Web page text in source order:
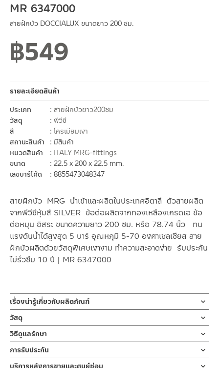
MR 6347000
สายฝักบัว DOCCIALUX ขนาดยาว 200 ซม.
฿549
สายฝักบัว MRG นำเข้าและผลิตในประเทศอิตาลี ตัวสายผลิต
จากพีวีซีหุ้มสี SILVER ข้อต่อผลิตจากทองเหลืองเกรดเอ ข้อ
ต่อหมุน อิสระ ขนาดความยาว 200 ซม. หรือ 78.74 นิ้ว ทน
แรงดันน้ำได้สูงสุด 5 บาร์ อุณหภุมิ 5-70 องศาเซลเซียส สาย
ฝักบัวผลิตด้วยวัสดุพิเศษเงางาม ทำความสะอาดง่าย รับประกัน
ไม่รั่วซึม 10 ปี | MR 6347000
รายละเอียดสินค้า
ประเภท
สายฝักบัวยาว200ซม
วัสดุ
พีวีซี
สี
โครเมียมเงา
สถานะสินค้า
มีสินค้า
หมวดสินค้า
ITALY MRG-fittings
ขนาด
22.5 x 200 x 22.5 mm.
เลขบาร์โค้ด
8855473048347
เรื่องน่ารู้เกี่ยวกับผลิตภัณฑ์
สายฝักบัว หรือสายฉีดชำระ ยาว 200 ซม หรือ 78.74 นิ้ว ตัวสายผลิต
จากพีวีซีหุ้มสี SILVER ข้อต่อผลิตจากทองเหลืองขนาดมาตราฐาน
สามารถใส่กับข้อต่อขนาด 1/2 ” ตามมาตราฐานสากล ข้อต่อยาวต่อกับ
อุปกรณ์เช่นฝักบัวมือหรือหัวฉีดชำระ ข้อต่อสั้นต่อกับวาล์วน้ำ มา
พร้อมประเก็นยาง 2 วง
วัสดุ
สายฝักบัว
ตัวสายผลิตจากพีวีซีหุ้มสี SILVER ข้อต่อผลิตจากทองเหลือง
วิธีดูแลรักษา
คำแนะนำในการดูแลรักษาผลิตภัณฑ์
1. ไม่ทำสินค้าให้เกิดความเสียหายอื่น ๆ นอกจากการใช้งานปกติ เช่นไม่
การรับประกัน
รับประกันสายไม่รั่ว 10 ปี